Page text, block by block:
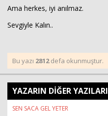
Ama herkes, iyi anılmaz.
Sevgiyle Kalın..
Bu yazı 2812defa okunmuştur.
YAZARIN DİĞER YAZILARI
SEN SACA GEL YETER